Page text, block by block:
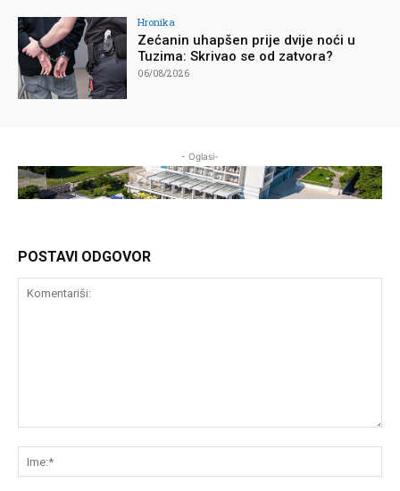
Hronika
Zećanin uhapšen prije dvije noći u
Tuzima: Skrivao se od zatvora?
06/08/2026
- Oglasi-
POSTAVI ODGOVOR